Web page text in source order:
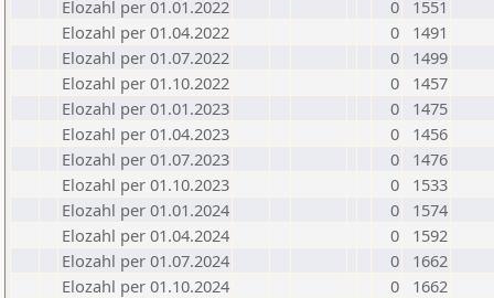
Elozahl per 01.01.2022
0
1551
Elozahl per 01.04.2022
0
1491
Elozahl per 01.07.2022
0
1499
Elozahl per 01.10.2022
0
1457
Elozahl per 01.01.2023
0
1475
Elozahl per 01.04.2023
0
1456
Elozahl per 01.07.2023
0
1476
Elozahl per 01.10.2023
0
1533
Elozahl per 01.01.2024
0
1574
Elozahl per 01.04.2024
0
1592
Elozahl per 01.07.2024
0
1662
Elozahl per 01.10.2024
0
1662